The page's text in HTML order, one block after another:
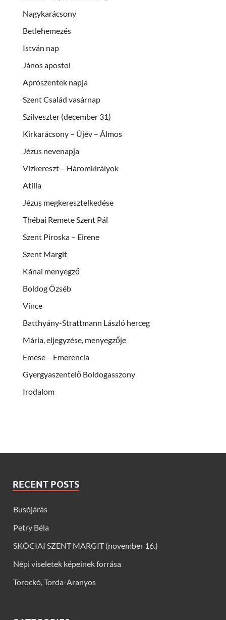
Nagykarácsony
Betlehemezés
István nap
János apostol
Aprószentek napja
Szent Család vasárnap
Szilveszter (december 31)
Kirkarácsony – Újév – Álmos
Jézus nevenapja
Vízkereszt – Háromkirályok
Atilla
Jézus megkeresztelkedése
Thébai Remete Szent Pál
Szent Piroska – Eirene
Szent Margit
Kánai menyegző
Boldog Özséb
Vince
Batthyány-Strattmann László herceg
Mária, eljegyzése, menyegzője
Emese – Emerencia
Gyergyaszentelő Boldogasszony
Irodalom
RECENT POSTS
Busójárás
Petry Béla
SKÓCIAI SZENT MARGIT (november 16.)
Népi viseletek képeinek forrása
Torockó, Torda-Aranyos